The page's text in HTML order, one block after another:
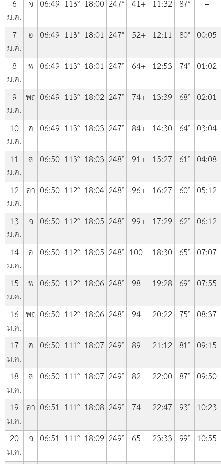
6
ม.ค.
จ 06:49 113° 18:00 247° 41+ 11:32 87°
–
7
ม.ค.
อ 06:49 113° 18:01 247° 52+ 12:11 80° 00:05
8
ม.ค.
พ 06:49 113° 18:01 247° 64+ 12:53 74° 01:02
9
ม.ค.
พฤ 06:49 113° 18:02 247° 74+ 13:39 68° 02:01
10
ม.ค.
ศ 06:49 113° 18:03 247° 84+ 14:30 64° 03:04
11
ม.ค.
ส 06:50 113° 18:03 248° 91+ 15:27 61° 04:08
12
ม.ค.
อา 06:50 112° 18:04 248° 96+ 16:27 60° 05:12
13
ม.ค.
จ 06:50 112° 18:05 248° 99+ 17:29 62° 06:12
14
ม.ค.
อ 06:50 112° 18:05 248° 100− 18:30 65° 07:07
15
ม.ค.
พ 06:50 112° 18:06 248° 98− 19:28 69° 07:55
16
ม.ค.
พฤ 06:50 112° 18:06 248° 94− 20:22 75° 08:37
17
ม.ค.
ศ 06:50 111° 18:07 249° 89− 21:12 81° 09:15
18
ม.ค.
ส 06:50 111° 18:07 249° 82− 22:00 87° 09:50
19
ม.ค.
อา 06:51 111° 18:08 249° 74− 22:47 93° 10:23
20
ม.ค.
จ 06:51 111° 18:09 249° 65− 23:33 99° 10:55